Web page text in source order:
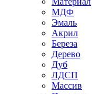
МДФ
Эмаль
Акрил
Береза
Дерево
Дуб
ЛДСП
Массив